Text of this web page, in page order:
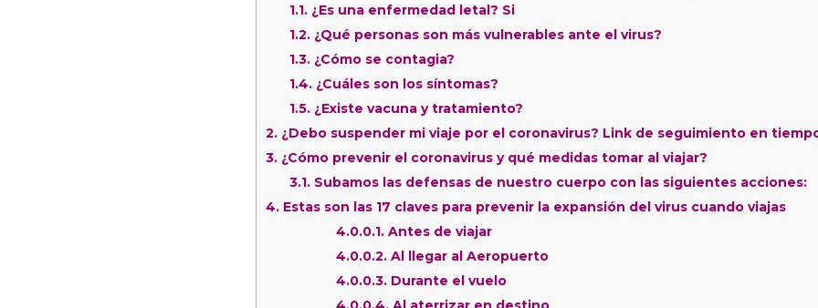
1.1. ¿Es una enfermedad letal? Si
1.2. ¿Qué personas son más vulnerables ante el virus?
1.3. ¿Cómo se contagia?
1.4. ¿Cuáles son los síntomas?
1.5. ¿Existe vacuna y tratamiento?
2. ¿Debo suspender mi viaje por el coronavirus? Link de seguimiento en
3. ¿Cómo prevenir el coronavirus y qué medidas tomar al viajar?
3.1. Subamos las defensas de nuestro cuerpo con las siguientes acciones:
4. Estas son las 17 claves para prevenir la expansión del virus cuando viajas
4.0.0.1. Antes de viajar
4.0.0.2. Al llegar al Aeropuerto
4.0.0.3. Durante el vuelo